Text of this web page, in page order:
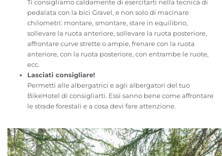
Ti consigliamo caldamente di esercitarti nella tecnica di
pedalata con la bici Gravel, e non solo di macinare
chilometri: montare, smontare, stare in equilibrio,
sollevare la ruota anteriore, sollevare la ruota posteriore,
affrontare curve strette o ampie, frenare con la ruota
anteriore, con la ruota posteriore, con entrambe le ruote,
ecc.
Lasciati consigliare!
Permetti alle albergatrici e agli albergatori del tuo
BikeHotel di consigliarti. Essi sanno bene come affrontare
le strade forestali e a cosa devi fare attenzione.